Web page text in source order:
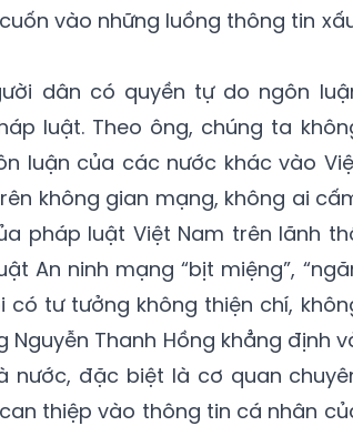
vào những luồng thông tin
dân có quyền tự do ngôn
luật. Theo ông, chúng ta
luận của các nước khác vào
không gian mạng, không ai
pháp luật Việt Nam trên lãnh
An ninh mạng “bịt miệng”,
có tư tưởng không thiện chí,
Thanh Hồng khẳng định
nước, đặc biệt là cơ quan
thiệp vào thông tin cá nhân